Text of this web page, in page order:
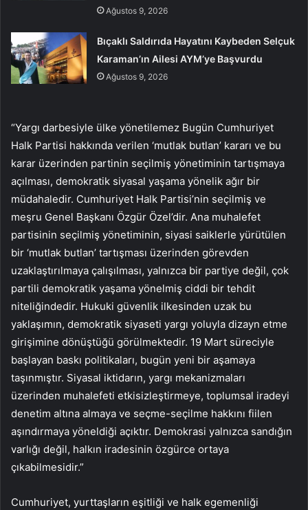
Ağustos 9, 2026
Bıçaklı Saldırıda Hayatını Kaybeden Selçuk
Karaman’ın Ailesi AYM’ye Başvurdu
Ağustos 9, 2026
“Yargı darbesiyle ülke yönetilemez Bugün Cumhuriyet
Halk Partisi hakkında verilen ‘mutlak butlan’ kararı ve bu
karar üzerinden partinin seçilmiş yönetiminin tartışmaya
açılması, demokratik siyasal yaşama yönelik ağır bir
müdahaledir. Cumhuriyet Halk Partisi’nin seçilmiş ve
meşru Genel Başkanı Özgür Özel’dir. Ana muhalefet
partisinin seçilmiş yönetiminin, siyasi saiklerle yürütülen
bir ‘mutlak butlan’ tartışması üzerinden görevden
uzaklaştırılmaya çalışılması, yalnızca bir partiye değil, çok
partili demokratik yaşama yönelmiş ciddi bir tehdit
niteliğindedir. Hukuki güvenlik ilkesinden uzak bu
yaklaşımın, demokratik siyaseti yargı yoluyla dizayn etme
girişimine dönüştüğü görülmektedir. 19 Mart süreciyle
başlayan baskı politikaları, bugün yeni bir aşamaya
taşınmıştır. Siyasal iktidarın, yargı mekanizmaları
üzerinden muhalefeti etkisizleştirmeye, toplumsal iradeyi
denetim altına almaya ve seçme-seçilme hakkını fiilen
aşındırmaya yöneldiği açıktır. Demokrasi yalnızca sandığın
varlığı değil, halkın iradesinin özgürce ortaya
çıkabilmesidir.”
Cumhuriyet, yurttaşların eşitliği ve halk egemenliği